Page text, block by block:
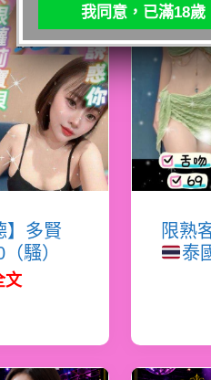
】多賢
騷）
文
限熟
泰
我同意，已滿18歲